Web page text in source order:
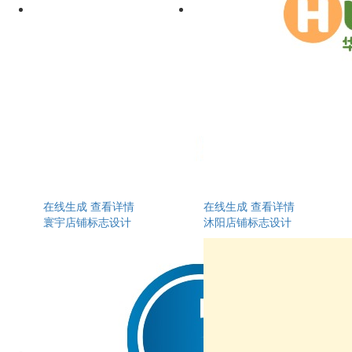
在线生成 查看详情
寰宇店铺标志设计
在线生成 查看详情
沐阳店铺标志设计